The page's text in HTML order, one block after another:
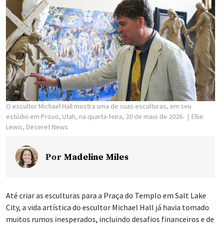
O escultor Michael Hall mostra uma de suas esculturas, em seu
estúdio em Provo, Utah, na quarta-feira, 20 de maio de 2026.
Ellie
Lewis, Deseret News
Por Madeline Miles
Até criar as esculturas para a Praça do Templo em Salt Lake
City, a vida artística do escultor Michael Hall já havia tomado
muitos rumos inesperados, incluindo desafios financeiros e de